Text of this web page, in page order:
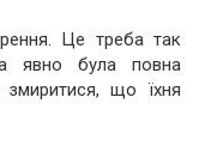
Це треба так
явно була повна
змиритися, що їхня